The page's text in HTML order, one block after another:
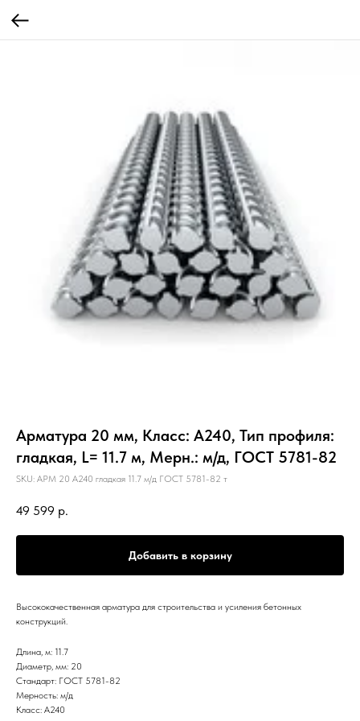
Арматура 20 мм, Класс: А240, Тип профиля:
гладкая, L= 11.7 м, Мерн.: м/д, ГОСТ 5781-82
SKU: АРМ 20 А240 гладкая 11.7 м/д ГОСТ 5781-82 т
49 599 р.
Добавить в корзину
Высококачественная арматура для строительства и усиления бетонных
конструкций.
Длина, м: 11.7
Диаметр, мм: 20
Стандарт: ГОСТ 5781-82
Мерность: м/д
Класс: А240